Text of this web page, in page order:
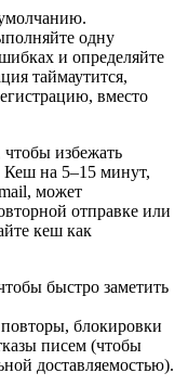
одну
и определяйте
таймаутится,
вместо
чтобы избежать
Кеш на 5–15 минут,
может
отправке или
кеш как
быстро заметить
блокировки
писем (чтобы
доставляемостью).